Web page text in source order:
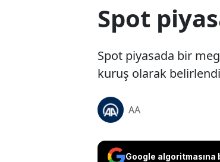
Spot
Spot piyasada bir
kuruş olarak
AA
Google algoritmasına